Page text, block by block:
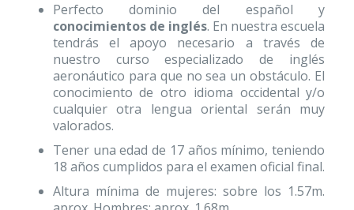
Perfecto dominio del español y
conocimientos de inglés. En nuestra escuela
tendrás el apoyo necesario a través de
nuestro curso especializado de inglés
aeronáutico para que no sea un obstáculo. El
conocimiento de otro idioma occidental y/o
cualquier otra lengua oriental serán muy
valorados.
Tener una edad de 17 años mínimo, teniendo
18 años cumplidos para el examen oficial final.
Altura mínima de mujeres: sobre los 1.57m.